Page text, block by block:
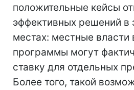
положительные кейсы
эффективных решений в
местах: местные власти
программы могут
ставку для отдельных
Более того, такой